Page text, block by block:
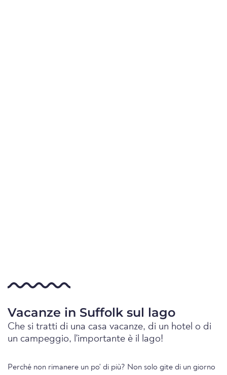
Vacanze in Suffolk sul lago
Che si tratti di una casa vacanze, di un hotel o di
un campeggio, l'importante è il lago!
Perché non rimanere un po' di più? Non solo gite di un giorno